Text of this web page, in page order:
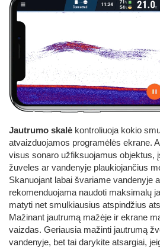
Jautrumo skalė kontroliuoja kokio
atvaizduojamos programėlės ekrane.
visus sonaro užfiksuojamus objektus,
žuveles ar vandenyje plaukiojančius
Skanuojant labai švariame vandenyje
rekomenduojama naudoti maksimalų
matyti net smulkiausius atspindžius
Mažinant jautrumą mažėje ir ekrane
vaizdas. Geriausia mažinti jautrumą
vandenyje, bet tai darykite atsargiai,